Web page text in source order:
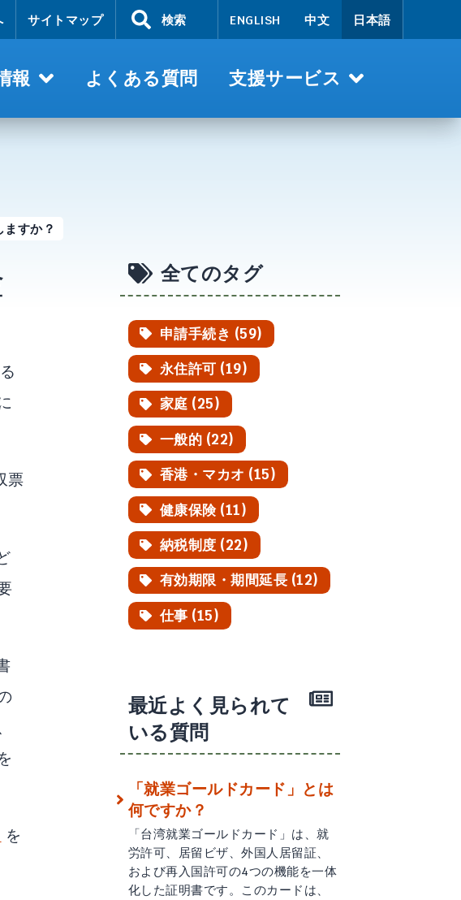
サイトマップ 検索 ENGLISH 中文 日本語
報 よくある質問 支援サービス
すか？
票
を
全てのタグ
申請手続き (59)
永住許可 (19)
家庭 (25)
一般的 (22)
香港・マカオ (15)
健康保険 (11)
納税制度 (22)
有効期限・期間延長 (12)
仕事 (15)
最近よく見られて
いる質問
「就業ゴールドカード」とは
何ですか？
「台湾就業ゴールドカード」は、就
労許可、居留ビザ、外国人居留証、
および再入国許可の4つの機能を一体
化した証明書です。このカードは、